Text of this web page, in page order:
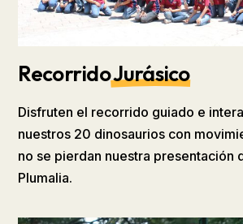
RecorridoJurásico
Disfruten el recorrido guiado e
nuestros 20 dinosaurios con
no se pierdan nuestra presentación
Plumalia.